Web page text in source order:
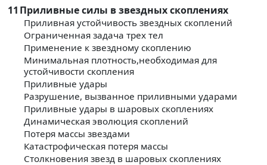
11 Приливные силы в звездных скоплениях
Приливная устойчивость звездных скоплений
Ограниченная задача трех тел
Применение к звездному скоплению
Минимальная плотность,необходимая для
устойчивости скопления
Приливные удары
Разрушение, вызванное приливными ударами
Приливные удары в шаровых скоплениях
Динамическая эволюция скоплений
Потеря массы звездами
Катастрофическая потеря массы
Столкновения звезд в шаровых скоплениях